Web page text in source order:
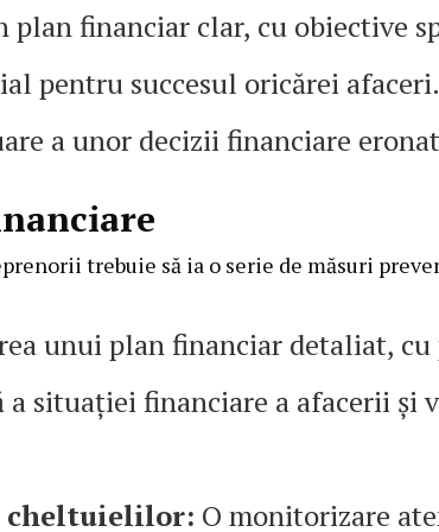
plan financiar clar, cu obiective
pentru succesul oricărei
a unor decizii financiare
trebuie să ia o serie de măsuri
unui plan financiar detaliat,
situației financiare a afacerii și
cheltuielilor: O monitorizare